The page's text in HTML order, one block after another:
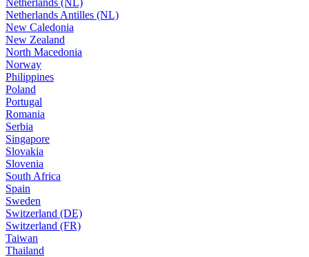
Netherlands Antilles (NL)
New Caledonia
New Zealand
North Macedonia
Norway
Philippines
Poland
Portugal
Romania
Serbia
Singapore
Slovakia
Slovenia
South Africa
Spain
Sweden
Switzerland (DE)
Switzerland (FR)
Taiwan
Thailand